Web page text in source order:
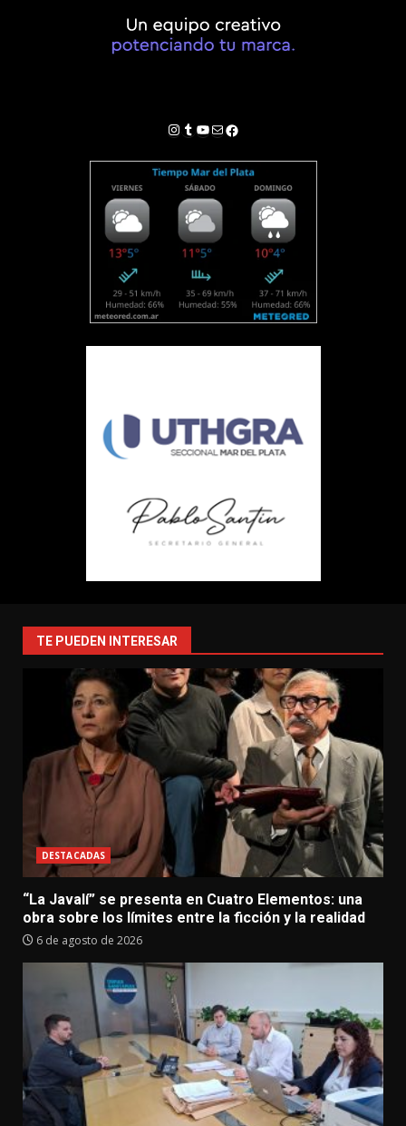
Instagram
Tumblr
YouTube
Correo electrónico
Facebook
TE PUEDEN INTERESAR
DESTACADAS
“La Javalí” se presenta en Cuatro Elementos: una
obra sobre los límites entre la ficción y la realidad
6 de agosto de 2026